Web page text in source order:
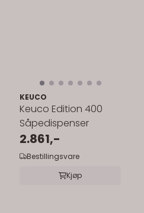
KEUCO
Keuco Edition 400
Såpedispenser
2.861,-
Bestillingsvare
Kjøp